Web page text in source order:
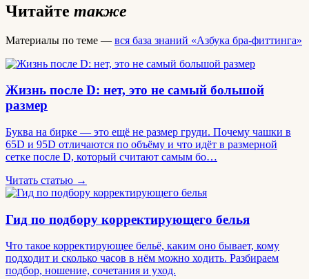
Читайте также
Материалы по теме — вся база знаний «Азбука бра-фиттинга»
Жизнь после D: нет, это не самый большой
размер
Буква на бирке — это ещё не размер груди. Почему чашки в
65D и 95D отличаются по объёму и что идёт в размерной
сетке после D, который считают самым бо…
Читать статью →
Гид по подбору корректирующего белья
Что такое корректирующее бельё, каким оно бывает, кому
подходит и сколько часов в нём можно ходить. Разбираем
подбор, ношение, сочетания и уход.